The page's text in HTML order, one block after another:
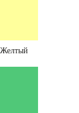
Желтый